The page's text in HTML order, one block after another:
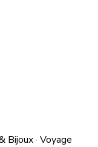
Bijoux · Voyage